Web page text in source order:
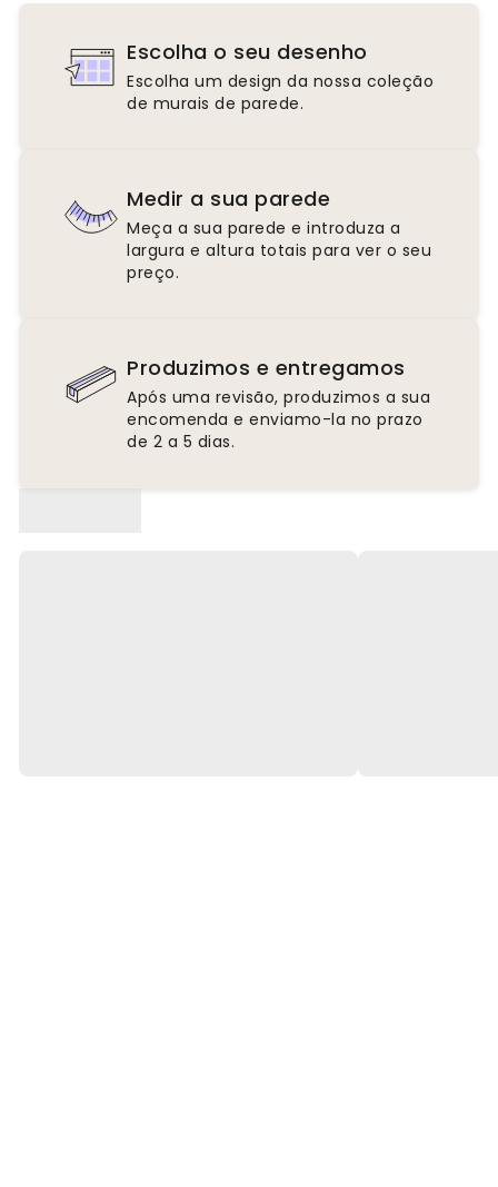
Escolha o seu desenho
Escolha um design da nossa coleção
de murais de parede.
Medir a sua parede
Meça a sua parede e introduza a
largura e altura totais para ver o seu
preço.
Produzimos e entregamos
Após uma revisão, produzimos a sua
encomenda e enviamo-la no prazo
de 2 a 5 dias.